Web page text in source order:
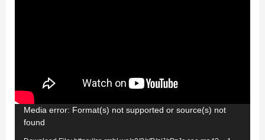
Video
Player
Media error: Format(s) not supported or source(s) not
found